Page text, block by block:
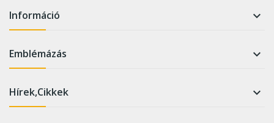
Információ 
Emblémázás 
Hírek,Cikkek 